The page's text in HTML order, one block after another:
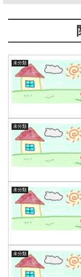
未分類
未分類
未分類
未分類